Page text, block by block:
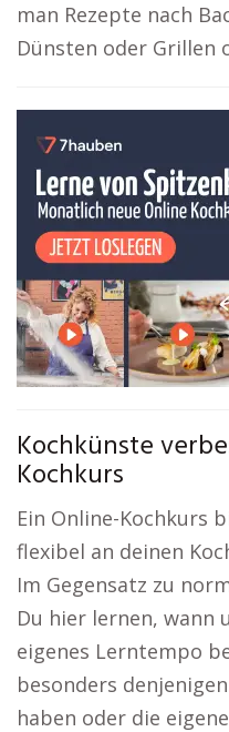
man Rezepte nach
Dünsten oder Grillen
Kochkünste
Kochkurs
Ein Online-Kochkurs
flexibel an deinen
Im Gegensatz zu
Du hier lernen, wann
eigenes Lerntempo
besonders
haben oder die